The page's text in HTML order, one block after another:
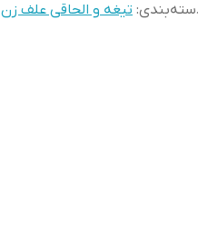
: تیغه و الحاقی علف زن